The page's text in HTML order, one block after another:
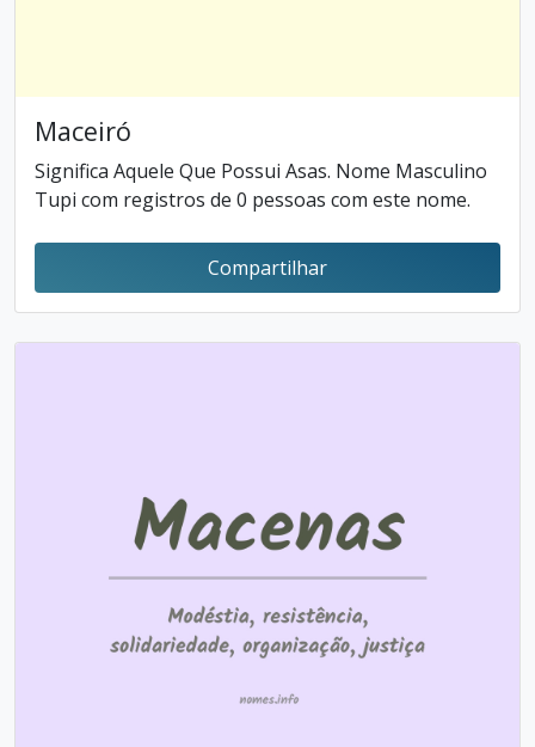
Maceiró
Significa Aquele Que Possui Asas. Nome Masculino
Tupi com registros de 0 pessoas com este nome.
Compartilhar